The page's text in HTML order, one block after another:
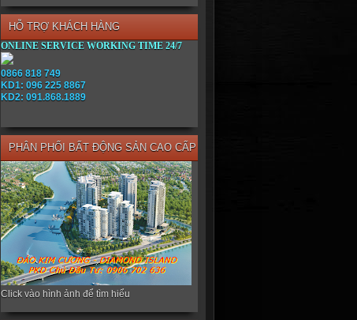
HỖ TRỢ KHÁCH HÀNG
ONLINE SERVICE WORKING TIME 24/7
0866 818 749
KD1: 096 225 8867
KD2: 091.868.1889
PHÂN PHỐI BẤT ĐỘNG SẢN CAO CẤP
Click vào hình ảnh để tìm hiểu